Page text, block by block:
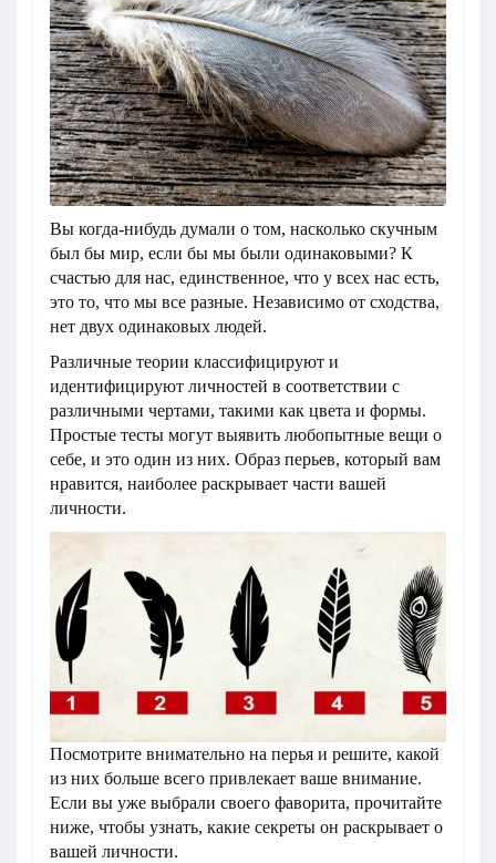
Вы когда-нибудь думали о том, насколько скучным
был бы мир, если бы мы были одинаковыми? К
счастью для нас, единственное, что у всех нас есть,
это то, что мы все разные. Независимо от сходства,
нет двух одинаковых людей.
Различные теории классифицируют и
идентифицируют личностей в соответствии с
различными чертами, такими как цвета и формы.
Простые тесты могут выявить любопытные вещи о
себе, и это один из них. Образ перьев, который вам
нравится, наиболее раскрывает части вашей
личности.
Посмотрите внимательно на перья и решите, какой
из них больше всего привлекает ваше внимание.
Если вы уже выбрали своего фаворита, прочитайте
ниже, чтобы узнать, какие секреты он раскрывает о
вашей личности.